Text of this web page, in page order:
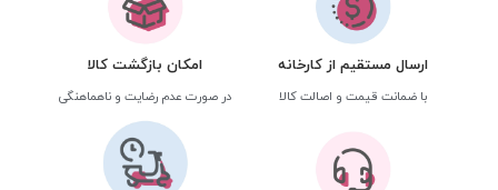
ارسال مستقیم از کارخانه
با ضمانت قیمت و اصالت کالا
امکان بازگشت کالا
در صورت عدم رضایت و ناهماهنگی